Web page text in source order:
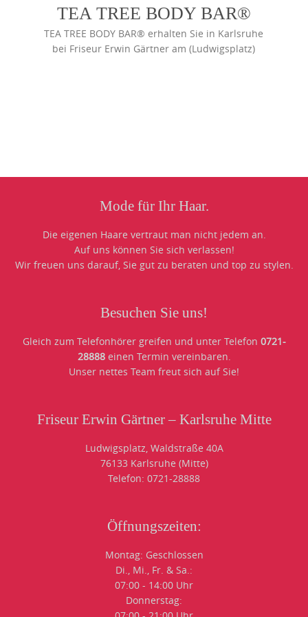
TEA TREE BODY BAR®
TEA TREE BODY BAR® erhalten Sie in Karlsruhe
bei Friseur Erwin Gärtner am (Ludwigsplatz)
Mode für Ihr Haar.
Die eigenen Haare vertraut man nicht jedem an.
Auf uns können Sie sich verlassen!
Wir freuen uns darauf, Sie gut zu beraten und top zu stylen.
Besuchen Sie uns!
Gleich zum Telefonhörer greifen und unter Telefon 0721-
28888einen Termin vereinbaren.
Unser nettes Team freut sich auf Sie!
Friseur Erwin Gärtner – Karlsruhe Mitte
Ludwigsplatz, Waldstraße 40A
76133 Karlsruhe (Mitte)
Telefon: 0721-28888
Öffnungszeiten:
Montag: Geschlossen
Di., Mi., Fr. & Sa.:
07:00 - 14:00 Uhr
Donnerstag: